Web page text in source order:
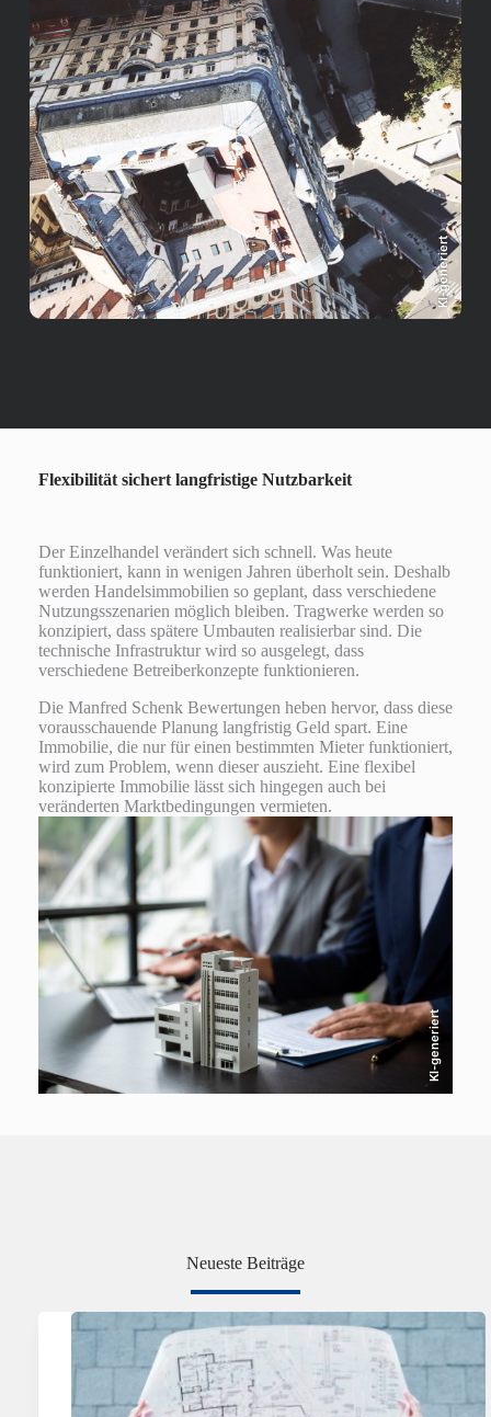
KI-generiert
Flexibilität sichert langfristige Nutzbarkeit
Der Einzelhandel verändert sich schnell. Was heute
funktioniert, kann in wenigen Jahren überholt sein. Deshalb
werden Handelsimmobilien so geplant, dass verschiedene
Nutzungsszenarien möglich bleiben. Tragwerke werden so
konzipiert, dass spätere Umbauten realisierbar sind. Die
technische Infrastruktur wird so ausgelegt, dass
verschiedene Betreiberkonzepte funktionieren.
Die Manfred Schenk Bewertungen heben hervor, dass diese
vorausschauende Planung langfristig Geld spart. Eine
Immobilie, die nur für einen bestimmten Mieter funktioniert,
wird zum Problem, wenn dieser auszieht. Eine flexibel
konzipierte Immobilie lässt sich hingegen auch bei
veränderten Marktbedingungen vermieten.
KI-generiert
Neueste Beiträge